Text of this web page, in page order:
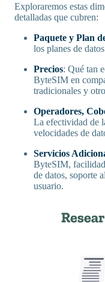
Exploraremos estas
detalladas que cubren:
Paquete y Plan
los planes de
Precios: Qué tan
ByteSIM en
tradicionales y
Operadores,
La efectividad de
velocidades de
Servicios
ByteSIM,
de datos, soporte
usuario.